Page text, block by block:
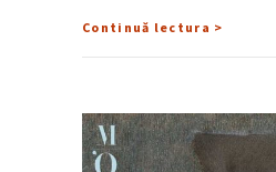
Continuă lectura >